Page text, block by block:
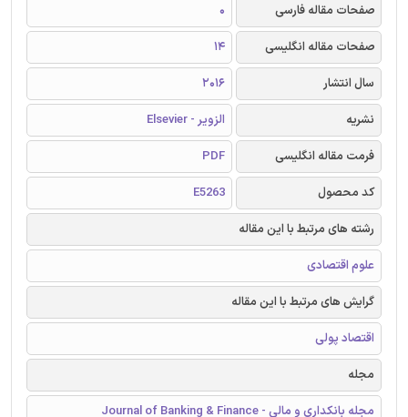
صفحات مقاله فارسی
0
صفحات مقاله انگلیسی
14
سال انتشار
2016
نشریه
الزویر - Elsevier
فرمت مقاله انگلیسی
PDF
کد محصول
E5263
رشته های مرتبط با این مقاله
علوم اقتصادی
گرایش های مرتبط با این مقاله
اقتصاد پولی
مجله
مجله بانکداری و مالی - Journal of Banking & Finance